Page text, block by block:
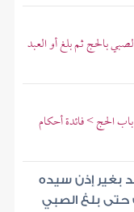
بالحج ثم بلغ أو العبد
الحج > فائدة أحكام
بغير إذن سيده
حتى بلغ الصبي